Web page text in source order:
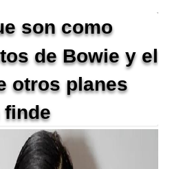
son como
de Bowie y el
otros planes
finde